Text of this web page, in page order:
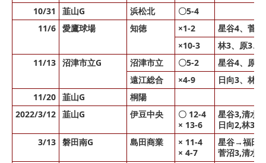
10/31
韮山G 浜松北
〇5-4
11/6 愛鷹球場 知徳 ×1-2
星谷4、菅
×10-3
林3、原3、
11/13 沼津市立G 沼津市立 〇5-2
星谷4、原2
遠江総合
×4-9
日向3、林1
11/20 韮山G
桐陽
2022/3/12 韮山G 伊豆中央
〇 12-4
× 13-6
星谷3,清水
日向2,林3,
3/13 磐田南G 島田商業
× 11-4
× 4-7
星谷→福田
菅沼3,清水